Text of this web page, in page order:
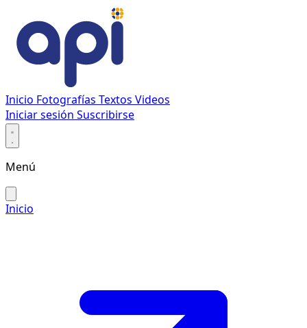
Inicio Fotografías Textos Videos
Iniciar sesión Suscribirse
Menú
Inicio